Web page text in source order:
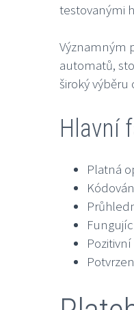
testovanými
Významným
automatů,
široký výběru
Hlavní
Platná